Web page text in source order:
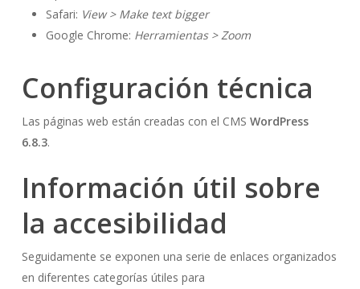
Safari: View > Make text bigger
Google Chrome: Herramientas > Zoom
Configuración técnica
Las páginas web están creadas con el CMSWordPress
6.8.3.
Información útil sobre
la accesibilidad
Seguidamente se exponen una serie de enlaces organizados
en diferentes categorías útiles para